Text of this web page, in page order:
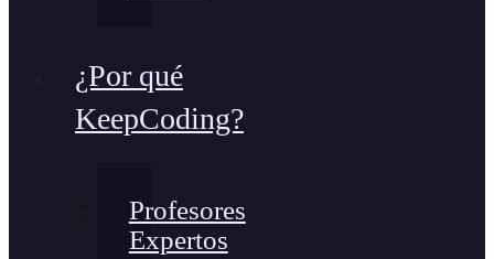
¿Por qué
KeepCoding?
Profesores
Expertos